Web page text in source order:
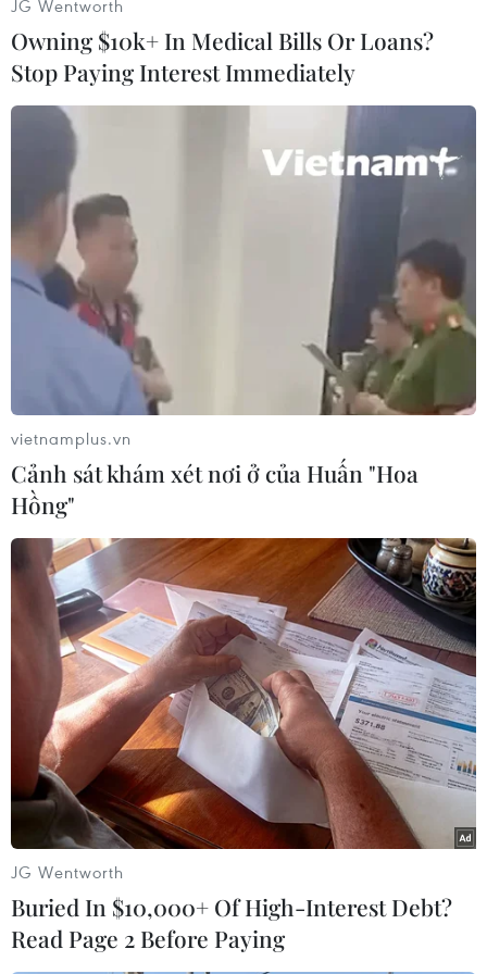
#Dịch vụ tang lễ #Quảng Nam
#Cá voi
#Cá voi dạt bờ
#tin tức 24h
#tin tức mới nhất trong ngày
#tin tức thời sự
Quảng Nam
Theo dõi VietnamPlus
TIN LIÊN QUAN
JG Wentworth
Owning $10k+ In Medical Bills Or Loans?
Stop Paying Interest Immediately
vietnamplus.vn
Cảnh sát khám xét nơi ở của Huấn "Hoa
Hồng"
JG Wentworth
Buried In $10,000+ Of High-Interest Debt?
Read Page 2 Before Paying